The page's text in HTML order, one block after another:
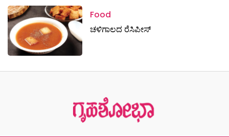
Food
ಚಳಿಗಾಲದ ರೆಸಿಪೀಸ್